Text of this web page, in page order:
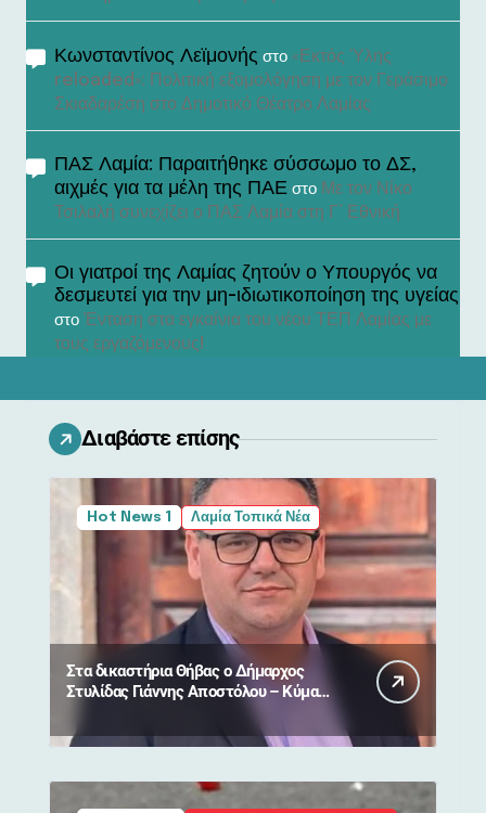
Κωνσταντίνος Λεϊμονής στο «Εκτός Ύλης
reloaded»: Πολιτική εξομολόγηση με τον Γεράσιμο
Σκιαδαρέση στο Δημοτικό Θέατρο Λαμίας
ΠΑΣ Λαμία: Παραιτήθηκε σύσσωμο το ΔΣ,
αιχμές για τα μέλη της ΠΑΕ στο Με τον Νίκο
Τσιλαλή συνεχίζει ο ΠΑΣ Λαμία στη Γ’ Εθνική
Οι γιατροί της Λαμίας ζητούν ο Υπουργός να
δεσμευτεί για την μη-ιδιωτικοποίηση της υγείας
στο Ένταση στα εγκαίνια του νέου ΤΕΠ Λαμίας με
τους εργαζόμενους!
Διαβάστε επίσης
Hot News 1 Λαμία Τοπικά Νέα
Στα δικαστήρια Θήβας ο Δήμαρχος
Στυλίδας Γιάννης Αποστόλου – Κύμα